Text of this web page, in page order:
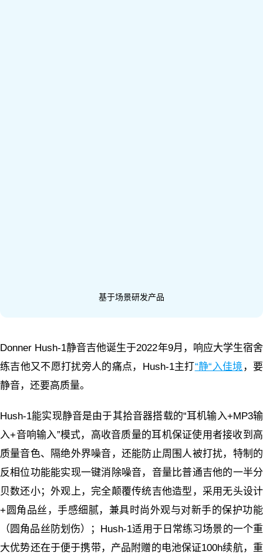
基于场景研发产品
Donner Hush-1静音吉他诞生于2022年9月，响应大学生宿舍
练吉他又不愿打扰旁人的痛点，Hush-1主打“静“入佳境 ，要
静音，还要高质量。
Hush-1能实现静音是由于其拾音器搭载的“耳机输入+MP3输
入+音响输入”模式，高收音质量的耳机保证使用者接收到高
质量音色、隔绝外界噪音，还能防止周围人被打扰，特制的
反相位功能能实现一键消除噪音，音量比普通吉他的一半分
贝数还小；外观上，完全颠覆传统吉他造型，采用无头设计
+圆角品丝，手感细腻，兼具时尚外观与对新手的保护功能
（圆角品丝防划伤）；Hush-1适用于日常练习场景的一个重
大优势还在于便于携带，产品附赠的电池保证100h续航，重